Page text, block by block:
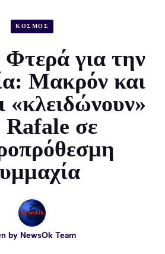
ΚΟΣΜΟΣ
για την
Μακρόν και
«κλειδώνουν»
Rafale σε
by NewsOk Team